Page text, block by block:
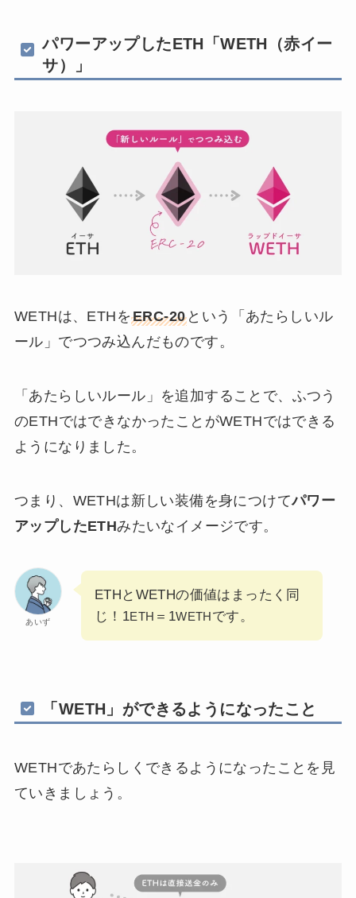
パワーアップしたETH「WETH（赤イー
サ）」
WETHは、ETHをERC-20 という「あたらしいル
ール」でつつみ込んだものです。
「あたらしいルール」を追加することで、ふつう
のETHではできなかったことがWETHではできる
ようになりました。
つまり、WETHは新しい装備を身につけてパワー
アップしたETHみたいなイメージです。
あいず
ETHとWETHの価値はまったく同
じ！1ETH ＝1WETHです。
「WETH」ができるようになったこと
WETHであたらしくできるようになったことを見
ていきましょう。